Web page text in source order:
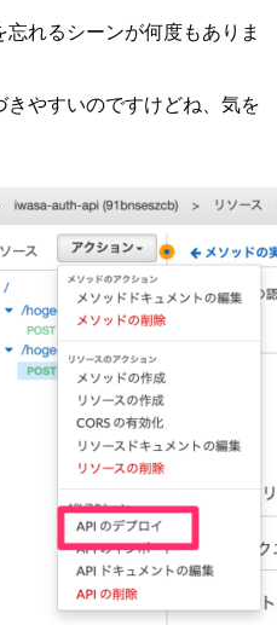
れるシーンが何度もありま
やすいのですけどね、気を